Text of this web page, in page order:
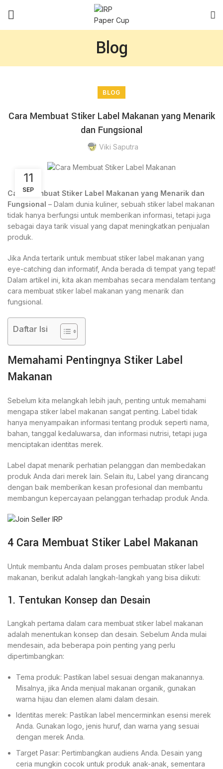
Blog
BLOG
Cara Membuat Stiker Label Makanan yang Menarik
dan Fungsional
Viki Saputra
11
SEP
Cara Membuat Stiker Label Makanan yang Menarik dan
Fungsional – Dalam dunia kuliner, sebuah stiker label makanan
tidak hanya berfungsi untuk memberikan informasi, tetapi juga
sebagai daya tarik visual yang dapat meningkatkan penjualan
produk.
Jika Anda tertarik untuk membuat stiker label makanan yang
eye-catching dan informatif, Anda berada di tempat yang tepat!
Dalam artikel ini, kita akan membahas secara mendalam tentang
cara membuat stiker label makanan yang menarik dan
fungsional.
Daftar Isi
Memahami Pentingnya Stiker Label
Makanan
Sebelum kita melangkah lebih jauh, penting untuk memahami
mengapa stiker label makanan sangat penting. Label tidak
hanya menyampaikan informasi tentang produk seperti nama,
bahan, tanggal kedaluwarsa, dan informasi nutrisi, tetapi juga
menciptakan identitas merek.
Label dapat menarik perhatian pelanggan dan membedakan
produk Anda dari merek lain. Selain itu, Label yang dirancang
dengan baik memberikan kesan profesional dan membantu
membangun kepercayaan pelanggan terhadap produk Anda.
4 Cara Membuat Stiker Label Makanan
Untuk membantu Anda dalam proses pembuatan stiker label
makanan, berikut adalah langkah-langkah yang bisa diikuti:
1. Tentukan Konsep dan Desain
Langkah pertama dalam cara membuat stiker label makanan
adalah menentukan konsep dan desain. Sebelum Anda mulai
mendesain, ada beberapa poin penting yang perlu
dipertimbangkan:
Tema produk: Pastikan label sesuai dengan makanannya.
Misalnya, jika Anda menjual makanan organik, gunakan
warna hijau dan elemen alami dalam desain.
Identitas merek: Pastikan label mencerminkan esensi merek
Anda. Gunakan logo, jenis huruf, dan warna yang sesuai
dengan merek Anda.
Target Pasar: Pertimbangkan audiens Anda. Desain yang
ceria mungkin cocok untuk produk anak-anak, sementara